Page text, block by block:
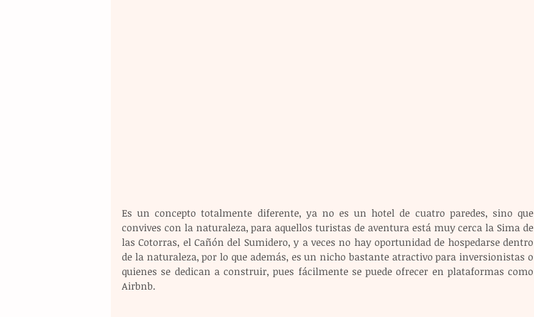
Es un concepto totalmente diferente, ya no es un hotel de cuatro paredes, sino que
convives con la naturaleza, para aquellos turistas de aventura está muy cerca la Sima de
las Cotorras, el Cañón del Sumidero, y a veces no hay oportunidad de hospedarse dentro
de la naturaleza, por lo que además, es un nicho bastante atractivo para inversionistas o
quienes se dedican a construir, pues fácilmente se puede ofrecer en plataformas como
Airbnb.